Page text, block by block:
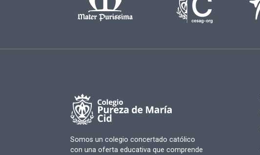
Somos un colegio concertado católico
con una oferta educativa que comprende